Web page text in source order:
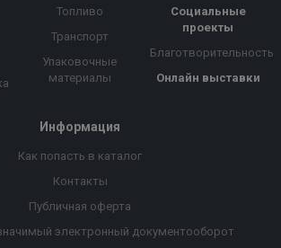
Топливо
Транспорт
Упаковочные
материалы
Социальные
проекты
Благотворительность
Онлайн выставки
Информация
Как попасть в каталог
Контакты
Публичная оферта
электронный документооборот